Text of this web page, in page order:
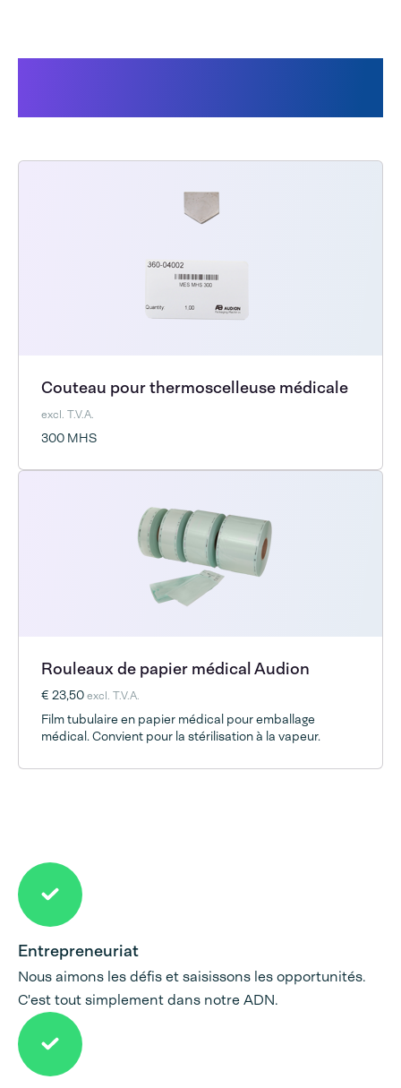
Couteau pour thermoscelleuse médicale
excl. T.V.A.
300 MHS
Rouleaux de papier médical Audion
€ 23,50excl. T.V.A.
Film tubulaire en papier médical pour emballage
médical. Convient pour la stérilisation à la vapeur.
Entrepreneuriat
Nous aimons les défis et saisissons les opportunités.
C'est tout simplement dans notre ADN.